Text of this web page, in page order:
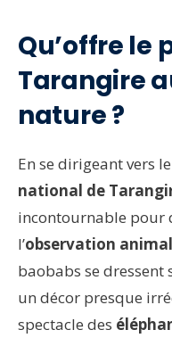
Qu’offre le
Tarangire
nature ?
En se dirigeant vers
national de
incontournable pour
l’observation
baobabs se dressent
un décor presque
spectacle des